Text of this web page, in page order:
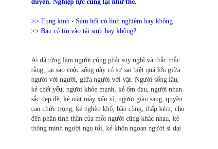
duyên. Nghiệp lực cũng lại như thế.
>> Tụng kinh - Sám hối có linh nghiệm hay không
>> Bạn có tin vào tái sinh hay không?
Ai đã từng làm người cũng phải suy nghĩ và thắc mắc
rằng, tại sao cuộc sống này có sự sai biệt quá lớn giữa
người với người, giữa người với vật. Người sống lâu,
kẻ chết yểu, người khỏe mạnh, kẻ ốm đau, người nhan
sắc đẹp đẽ, kẻ mặt mày xấu xí, người giàu sang, quyền
cao chức trọng, kẻ nghèo khổ, bần cùng, thấp kém; cho
đến phần tinh thần của mỗi người cũng khác nhau, kẻ
thông minh người ngu tối, kẻ khôn ngoan người si dại
…